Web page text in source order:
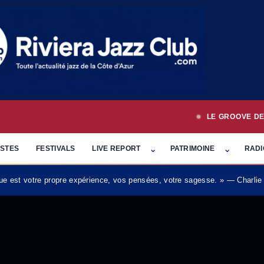
LE GROOVE DE LA
FESTIVALS LIVE REPORT ⌄ PATRIMOINE ⌄
est votre propre expérience, vos pensées, votre sagesse. » — Charlie